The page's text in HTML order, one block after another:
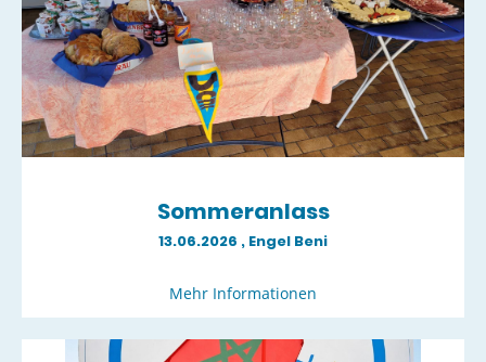
Sommeranlass
13.06.2026 , Engel Beni
Mehr Informationen